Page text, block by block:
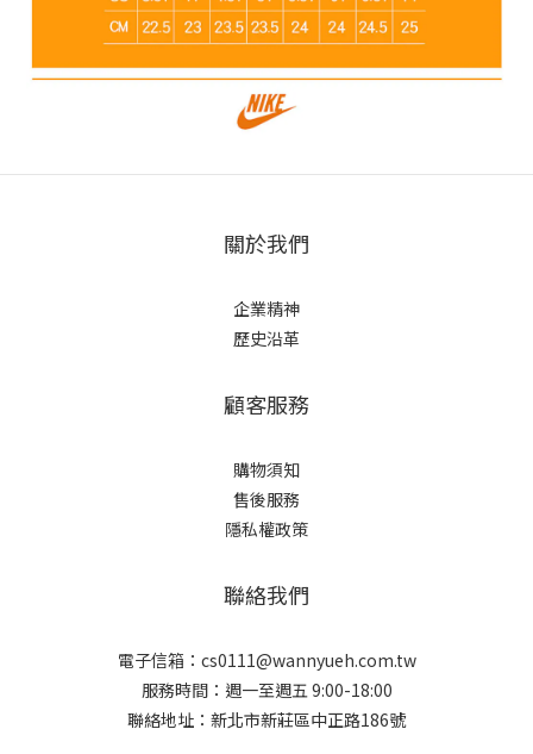
關於我們
企業精神
歷史沿革
顧客服務
購物須知
售後服務
隱私權政策
聯絡我們
電子信箱：cs0111@wannyueh.com.tw
服務時間：週一至週五 9:00-18:00
聯絡地址：新北市新莊區中正路186號